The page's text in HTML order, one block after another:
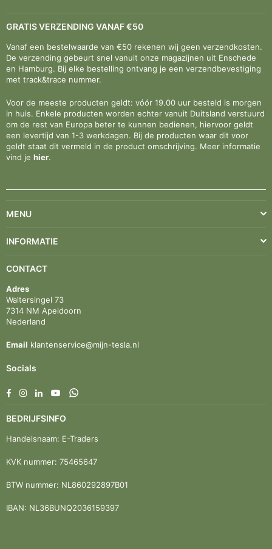
GRATIS VERZENDING VANAF €50
Vanaf een bestelwaarde van €50 rekenen wij geen verzendkosten.
De verzending gebeurt snel vanuit onze magazijnen uit Enschede
en Hamburg. Bij elke bestelling ontvang je een verzendbevestiging
met track&trace nummer.
Voor de meeste producten geldt: vóór 19.00 uur besteld is morgen
in huis. Enkele producten worden echter vanuit Duitsland verstuurd
om de rest van Europa beter te kunnen bedienen, hiervoor geldt
een levertijd van 1-3 werkdagen. Bij de producten waar dit voor
geldt staat dit vermeld in de product omschrijving. Meer informatie
vind je hier.
MENU
INFORMATIE
CONTACT
Adres
Waltersingel 73
7314 NM Apeldoorn
Nederland
Email klantenservice@mijn-tesla.nl
Socials
FacebookInstagram
LinkedinYouTubeWhatsapp
BEDRIJFSINFO
Handelsnaam: E-Traders
KVK nummer: 75465647
BTW nummer: NL860292897B01
IBAN: NL36BUNQ2036159397